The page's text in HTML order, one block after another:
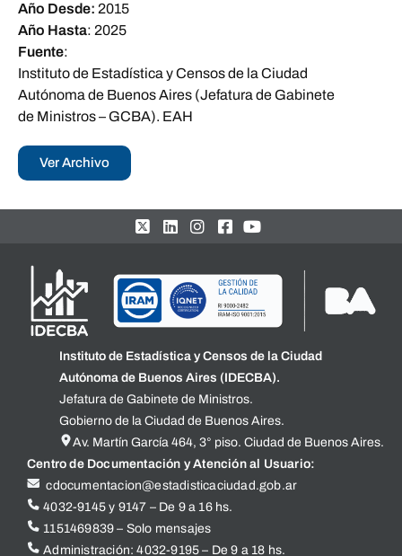
Año Desde: 2015
Año Hasta: 2025
Fuente:
Instituto de Estadística y Censos de la Ciudad
Autónoma de Buenos Aires (Jefatura de Gabinete
de Ministros – GCBA). EAH
Ver Archivo
Instituto de Estadística y Censos de la Ciudad
Autónoma de Buenos Aires (IDECBA).
Jefatura de Gabinete de Ministros.
Gobierno de la Ciudad de Buenos Aires.
Av. Martín García 464, 3° piso. Ciudad de Buenos Aires.
Centro de Documentación y Atención al Usuario:
cdocumentacion@estadisticaciudad.gob.ar
4032-9145 y 9147 – De 9 a 16 hs.
1151469839 – Solo mensajes
Administración: 4032-9195 – De 9 a 18 hs.